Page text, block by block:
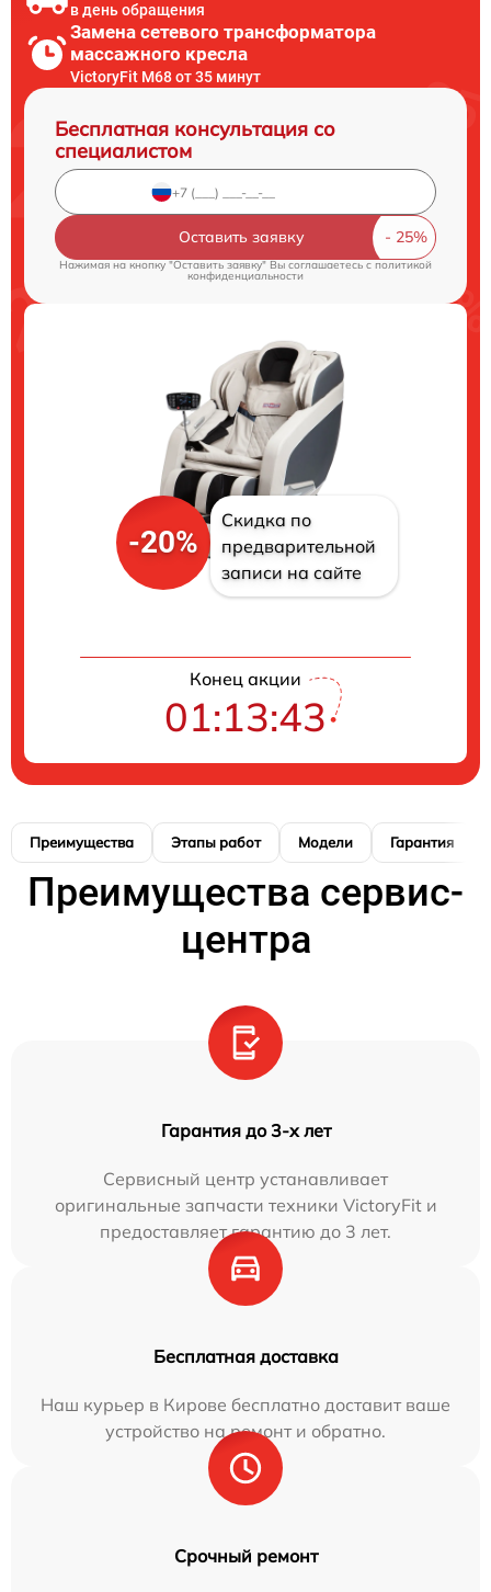
в день обращения
Замена сетевого трансформатора
массажного кресла
VictoryFit M68 от 35 минут
Бесплатная консультация со
специалистом
Оставить заявку
Нажимая на кнопку "Оставить заявку" Вы соглашаетесь cполитикой
конфиденциальности
-20%
Скидка по
предварительной
записи на сайте
Конец акции
01:13:42
Преимущества Этапы работ Модели Гарантия
Преимущества сервис-
центра
Гарантия до 3-х лет
Сервисный центр устанавливает
оригинальные запчасти техники VictoryFit и
предоставляет гарантию до 3 лет.
Бесплатная доставка
Наш курьер в Кирове бесплатно доставит ваше
устройство на ремонт и обратно.
Срочный ремонт